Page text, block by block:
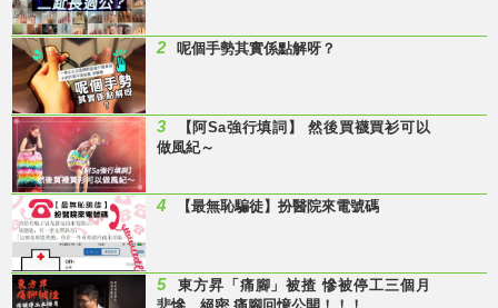
2 呢個手勢其實係點解呀？
3
【阿Sa強行填詞】 然後買襪買衫可以
做風紀～
4 【最無恥騙徒】扮醫院來電號碼
5
東方昇「痛腳」被揸 慘被停工三個月